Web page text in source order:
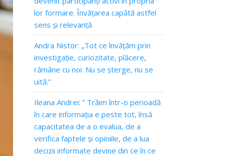
lor formare. Învățarea capătă astfel
sens și relevanță
Andra Nistor: „Tot ce învățăm prin
investigație, curiozitate, plăcere,
rămâne cu noi. Nu se șterge, nu se
uită.”
Ileana Andrei: ” Trăim într-o perioadă
în care informația e peste tot, însă
capacitatea de a o evalua, de a
verifica faptele și opiniile, de a lua
decizii informate devine din ce în ce